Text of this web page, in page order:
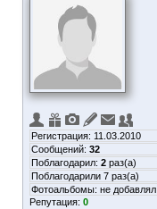
Регистрация: 11.03.2010
Сообщений: 32
Поблагодарил: 2 раз(а)
Поблагодарили 7 раз(а)
Фотоальбомы: не добавлял
Репутация: 0